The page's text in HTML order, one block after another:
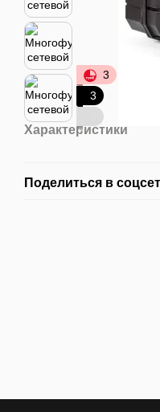
3
3
Характеристики
Поделиться в